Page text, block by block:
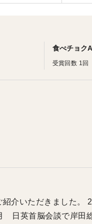
食べチョク
受賞回数 1回
介いただきました。
日英首脳会談で岸田